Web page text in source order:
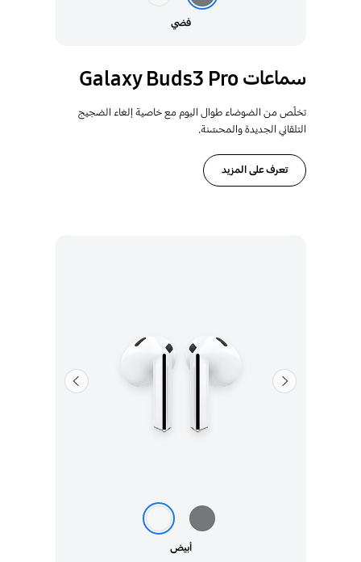
سماعات Galaxy Buds3 Pro
تخلّص من الضوضاء طوال اليوم مع خاصية إلغاء الضجيج
التلقائي الجديدة والمحسّنة.
تعرف على المزيد
فضي
أبيض